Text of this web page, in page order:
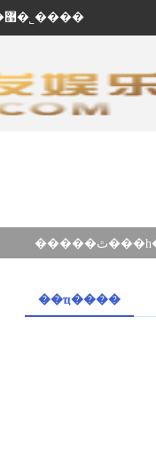
��ӭ���ʽ������ֽ��輯�����޹�˾����
��ҵ����